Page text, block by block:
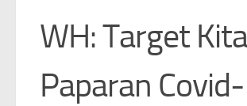
WH: Target
Paparan